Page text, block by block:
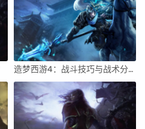
造梦西游4：战斗技巧与战术分享